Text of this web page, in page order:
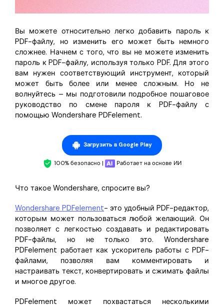
Вы можете относительно легко добавить пароль к
PDF-файлу, но изменить его может быть немного
сложнее. Начнем с того, что вы не можете изменить
пароль к PDF-файлу, используя только PDF. Для этого
вам нужен соответствующий инструмент, который
может быть более или менее сложным. Но не
волнуйтесь – мы подготовили подробное пошаговое
руководство по смене пароля к PDF-файлу с
помощью Wondershare PDFelement.
Загрузить в Google Play
100% безопасно | Работает на основе ИИ
Что такое Wondershare, спросите вы?
Wondershare PDFelement- это удобный PDF-редактор,
которым может пользоваться любой желающий. Он
позволяет с легкостью создавать и редактировать
PDF-файлы, но не только это. Wondershare
PDFelement работает как ускоритель работы с PDF-
файлами, позволяя вам комментировать и
настраивать текст, конвертировать и сжимать файлы
и многое другое.
PDFelement может похвастаться несколькими